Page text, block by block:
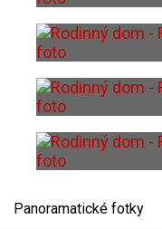
Panoramatické fotky